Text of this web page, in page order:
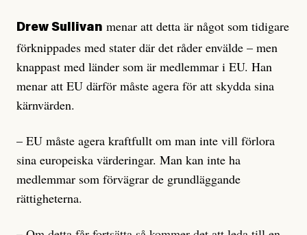
Drew Sullivan menar att detta är något som tidigare
förknippades med stater där det råder envälde – men
knappast med länder som är medlemmar i EU. Han
menar att EU därför måste agera för att skydda sina
kärnvärden.
– EU måste agera kraftfullt om man inte vill förlora
sina europeiska värderingar. Man kan inte ha
medlemmar som förvägrar de grundläggande
rättigheterna.